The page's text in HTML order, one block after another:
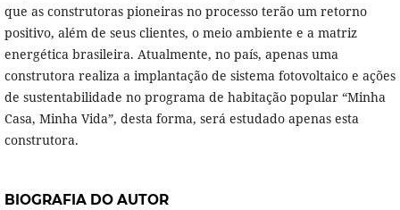
que as construtoras pioneiras no processo terão um retorno
positivo, além de seus clientes, o meio ambiente e a matriz
energética brasileira. Atualmente, no país, apenas uma
construtora realiza a implantação de sistema fotovoltaico e ações
de sustentabilidade no programa de habitação popular “Minha
Casa, Minha Vida”, desta forma, será estudado apenas esta
construtora.
BIOGRAFIA DO AUTOR